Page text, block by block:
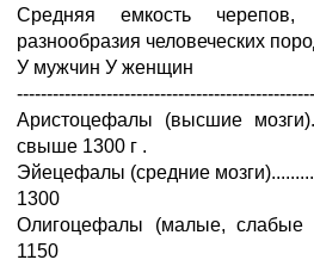
Средняя емкость
разнообразия человеческих
У мужчин У женщин
Аристоцефалы (высшие
свыше 1300 г .
Эйецефалы (средние
1300
Олигоцефалы (малые, слабые
1150